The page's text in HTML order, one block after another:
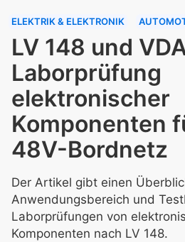
ELEKTRIK & ELEKTRONIK
LV 148 und
Laborprüfung
elektronischer
Komponenten
48V-Bordnetz
Der Artikel gibt einen
Anwendungsbereich und
Laborprüfungen von
Komponenten nach LV 148.